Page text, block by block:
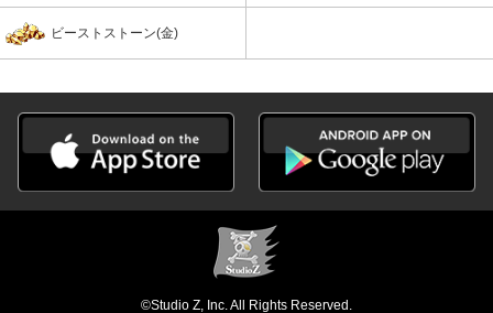
ビーストストーン(金)
©Studio Z, Inc. All Rights Reserved.